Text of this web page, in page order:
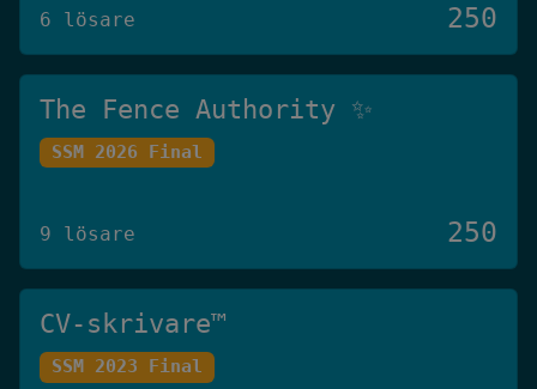
6 lösare 250
The Fence Authority ✨
SSM 2026 Final
9 lösare 250
CV-skrivare™️
SSM 2023 Final